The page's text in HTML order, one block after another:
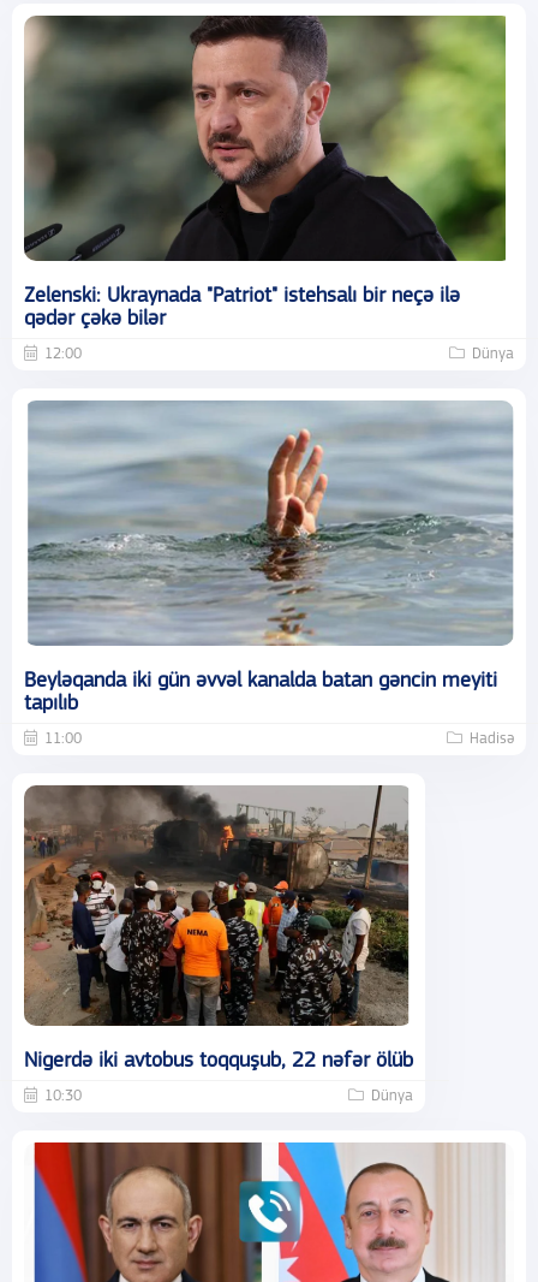
Zelenski: Ukraynada "Patriot" istehsalı bir neçə ilə
qədər çəkə bilər
12:00 Dünya
Beyləqanda iki gün əvvəl kanalda batan gəncin meyiti
tapılıb
11:00 Hadisə
Nigerdə iki avtobus toqquşub, 22 nəfər ölüb
10:30 Dünya